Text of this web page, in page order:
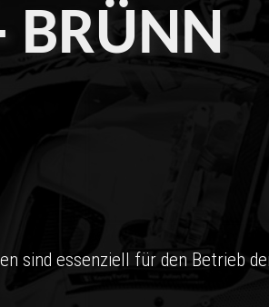
BRÜNN
sind essenziell für den Betrieb